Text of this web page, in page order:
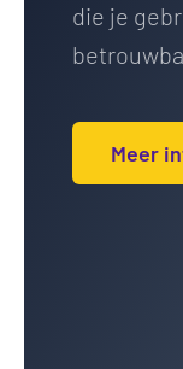
die je
Meer